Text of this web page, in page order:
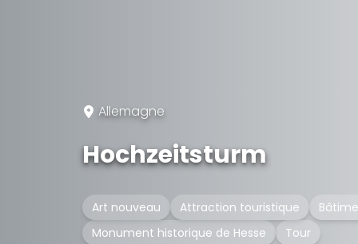
Allemagne
Hochzeitsturm
Art nouveau Attraction touristique
Monument historique de Hesse
Tour